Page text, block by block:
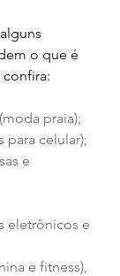
o que é
(moda praia);
para celular);
e
eletrônicos e
e fitness),